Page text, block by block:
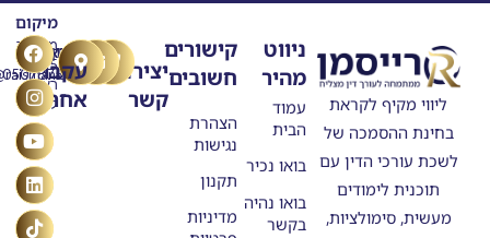
ליווי מקיף לקראת
בחינת ההסמכה של
לשכת עורכי הדין עם
תוכנית לימודים
מעשית, סימולציות,
ניווט
מהיר
עמוד
הבית
בואו נכיר
בואו נהיה
בקשר
קישורים
חשובים
הצהרת
נגישות
תקנון
מדיניות
יצירת
קשר
טלפון
0507875558
דוא"ל
ask@raisman.ac
מיקום
מרילנד
5
ראשון
לציון
עקבו
אחרינו
F
a
c
e
o
o
I
n
s
t
g
m
Y
o
u
t
b
e
L
i
n
k
d
T
i
k
t